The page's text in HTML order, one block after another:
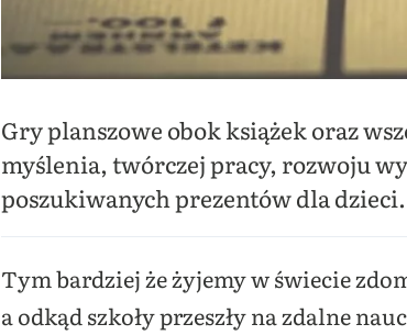
Gry planszowe obok książek oraz
myślenia, twórczej pracy, rozwoju
poszukiwanych prezentów dla dzieci.
Tym bardziej że żyjemy w świecie
a odkąd szkoły przeszły na zdalne